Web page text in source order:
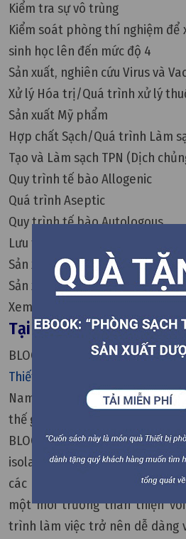
Kiểm tra sự vô trùng
Kiểm soát phòng thí nghiệm để
sinh học lên đến mức độ 4
Sản xuất, nghiên cứu Virus và
Xử lý Hóa trị/Quá trình xử lý
Sản xuất Mỹ phẩm
Hợp chất Sạch/Quá trình Làm
Tạo và Làm sạch TPN (Dịch
Quy trình tế bào Allogenic
Quá trình Aseptic
Quy trình tế bào Autologous
Lưu trữ tế bào
Sản xuất theo cGMP
Sản xuất kháng thể đơn dòng
Xem thêm các kiến thức về tủ
Tại sao bạn nên chọn
BLOCK - Thương hiệu sản
Thiết bị phòng sạch VCR
độc
Nam là mộ trong các nhà sản
thế giới.
BLOCK Technology đã phát
isolator tiêu chuẩn cho phép xử
các vật liệu. Công nghệ isolator
một môi trường thân thiện
trình làm việc trở nên dễ dàng